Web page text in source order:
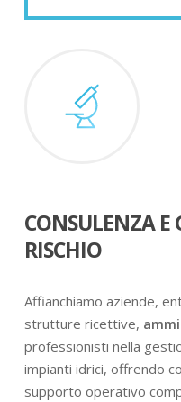
CONSULENZA E
RISCHIO
Affianchiamo aziende,
strutture ricettive,
professionisti nella
impianti idrici, offrendo
supporto operativo